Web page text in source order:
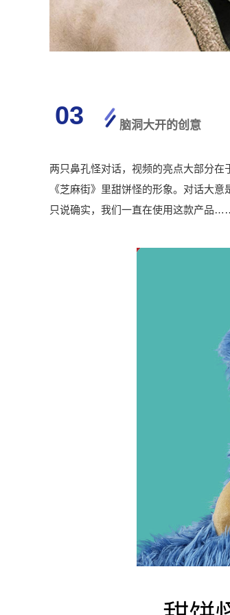
03 脑洞大开的创意
两只鼻孔怪对话，视频的亮点大部分在
《芝麻街》里甜饼怪的形象。对话大
只说确实，我们一直在使用这款产品